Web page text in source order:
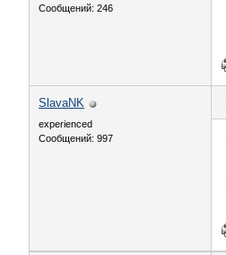
Сообщений: 246
SlavaNK
experienced
Сообщений: 997